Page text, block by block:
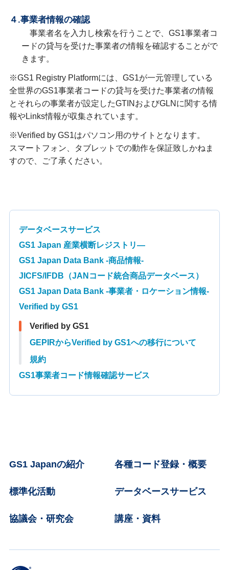
４.事業者情報の確認
事業者名を入力し検索を行うことで、GS1事業者コ
ードの貸与を受けた事業者の情報を確認することがで
きます。
※GS1 Registry Platformには、GS1が一元管理している
全世界のGS1事業者コードの貸与を受けた事業者の情報
とそれらの事業者が設定したGTINおよびGLNに関する情
報やLinks情報が収集されています。
※Verified by GS1はパソコン用のサイトとなります。
スマートフォン、タブレットでの動作を保証致しかねま
すので、ご了承ください。
データベースサービス
GS1 Japan 産業横断レジストリ—
GS1 Japan Data Bank -商品情報-
JICFS/IFDB（JANコード統合商品データベース）
GS1 Japan Data Bank -事業者・ロケーション情報-
Verified by GS1
Verified by GS1
GEPIRからVerified by GS1への移行について
規約
GS1事業者コード情報確認サービス
GS1 Japanの紹介 各種コード登録・概要
標準化活動 データベースサービス
協議会・研究会 講座・資料